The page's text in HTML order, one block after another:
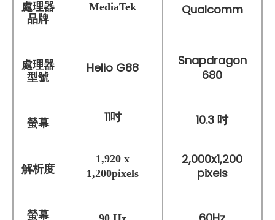
處理器
品牌
MediaTek Qualcomm
處理器
型號
Helio G88
Snapdragon
680
螢幕 11吋 10.3 吋
解析度
1,920 x
1,200pixels
2,000x1,200
pixels
螢幕